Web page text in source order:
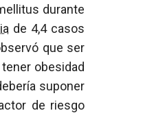
durante
de 4,4 casos
que ser
obesidad
suponer
de riesgo